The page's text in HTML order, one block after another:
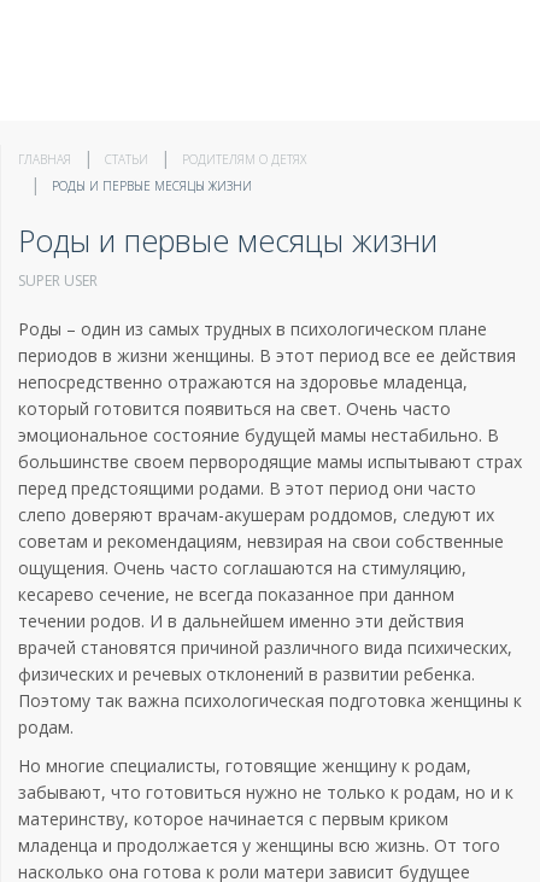
ГЛАВНАЯ СТАТЬИ
РОДИТЕЛЯМ О ДЕТЯХ
РОДЫ И ПЕРВЫЕ МЕСЯЦЫ ЖИЗНИ
Роды и первые месяцы жизни
SUPER USER
Роды – один из самых трудных в психологическом плане
периодов в жизни женщины. В этот период все ее действия
непосредственно отражаются на здоровье младенца,
который готовится появиться на свет. Очень часто
эмоциональное состояние будущей мамы нестабильно. В
большинстве своем первородящие мамы испытывают страх
перед предстоящими родами. В этот период они часто
слепо доверяют врачам-акушерам роддомов, следуют их
советам и рекомендациям, невзирая на свои собственные
ощущения. Очень часто соглашаются на стимуляцию,
кесарево сечение, не всегда показанное при данном
течении родов. И в дальнейшем именно эти действия
врачей становятся причиной различного вида психических,
физических и речевых отклонений в развитии ребенка.
Поэтому так важна психологическая подготовка женщины к
родам.
Но многие специалисты, готовящие женщину к родам,
забывают, что готовиться нужно не только к родам, но и к
материнству, которое начинается с первым криком
младенца и продолжается у женщины всю жизнь. От того
насколько она готова к роли матери зависит будущее